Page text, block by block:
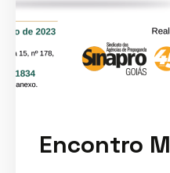
Encontro